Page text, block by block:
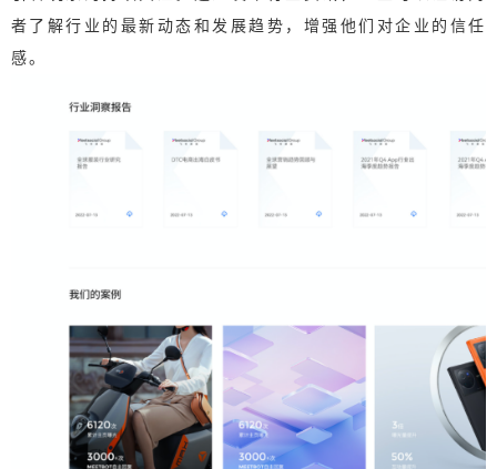
者了解行业的最新动态和发展趋势，增强他们对企业的信任
感。